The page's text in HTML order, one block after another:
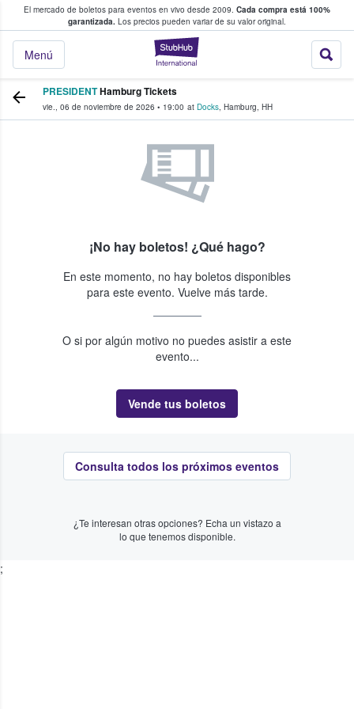
El mercado de boletos para eventos en vivo desde 2009. Cada compra está 100%
garantizada. Los precios pueden variar de su valor original.
StubHub: donde
Menú
fans compran y venden boletos
PRESIDENTHamburg Tickets
vie., 06 de noviembre de 2026 • 19:00 at Docks, Hamburg, HH
¡No hay boletos! ¿Qué hago?
En este momento, no hay boletos disponibles
para este evento. Vuelve más tarde.
O si por algún motivo no puedes asistir a este
evento...
Vende tus boletos
Consulta todos los próximos eventos
¿Te interesan otras opciones? Echa un vistazo a
lo que tenemos disponible.
;